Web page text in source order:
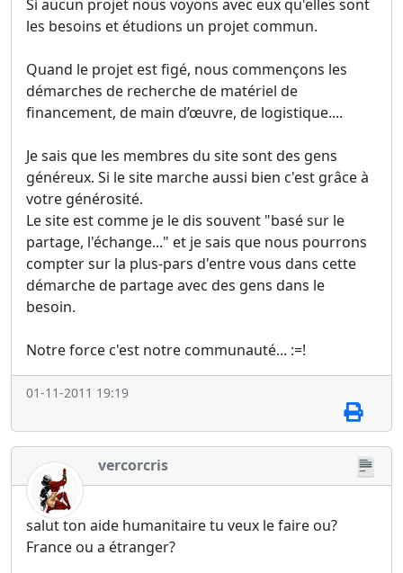
Si aucun projet nous voyons avec eux qu'elles sont
les besoins et étudions un projet commun.
Quand le projet est figé, nous commençons les
démarches de recherche de matériel de
financement, de main d’œuvre, de logistique....
Je sais que les membres du site sont des gens
généreux. Si le site marche aussi bien c'est grâce à
votre générosité.
Le site est comme je le dis souvent "basé sur le
partage, l'échange..." et je sais que nous pourrons
compter sur la plus-pars d'entre vous dans cette
démarche de partage avec des gens dans le
besoin.
Notre force c'est notre communauté... :=!
01-11-2011 19:19
vercorcris
salut ton aide humanitaire tu veux le faire ou?
France ou a étranger?